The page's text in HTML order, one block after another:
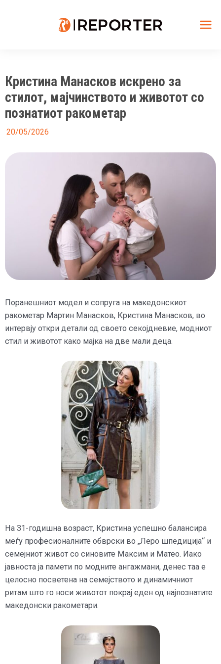
Кристина Манасков искрено за
стилот, мајчинството и животот со
познатиот ракометар
20/05/2026
Поранешниот модел и сопруга на македонскиот
ракометар Мартин Манасков, Кристина Манасков, во
интервју откри детали од своето секојдневие, модниот
стил и животот како мајка на две мали деца.
На 31-годишна возраст, Кристина успешно балансира
меѓу професионалните обврски во „Леро шпедиција“ и
семејниот живот со синовите Максим и Матео. Иако
јавноста ја памети по модните ангажмани, денес таа е
целосно посветена на семејството и динамичниот
ритам што го носи животот покрај еден од најпознатите
македонски ракометари.